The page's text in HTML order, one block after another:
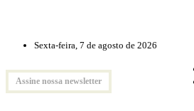
Sexta-feira, 7 de agosto de 2026
Assine nossa newsletter